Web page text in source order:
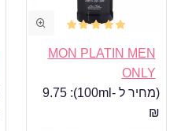
MON PLATIN MEN
ONLY
(מחיר ל -100ml):
9.75
₪